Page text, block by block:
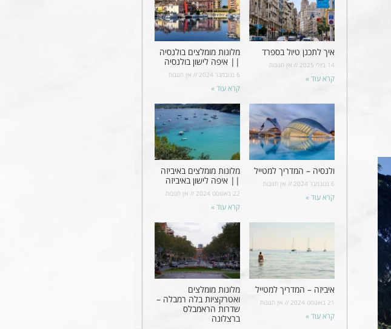
איך לתכנן טיול בספרד
14 ביולי 2025 אין תגובות
קרא עוד »
מלונות מומלצים בולנסיה
|| איפה לישון בולנסיה
6 בנובמבר 2024 אין תגובות
קרא עוד »
ולנסיה – המדריך למטייל
6 בנובמבר 2024 אין תגובות
קרא עוד »
מלונות מומלצים באיביזה
|| איפה לישון באיביזה
22 באוגוסט 2024 אין תגובות
קרא עוד »
איביזה – המדריך למטייל
21 באוגוסט 2024 אין תגובות
קרא עוד »
מלונות מומלצים
ואטרקציות בלה רמבלה –
שדרות הראמבלס
ברצלונה